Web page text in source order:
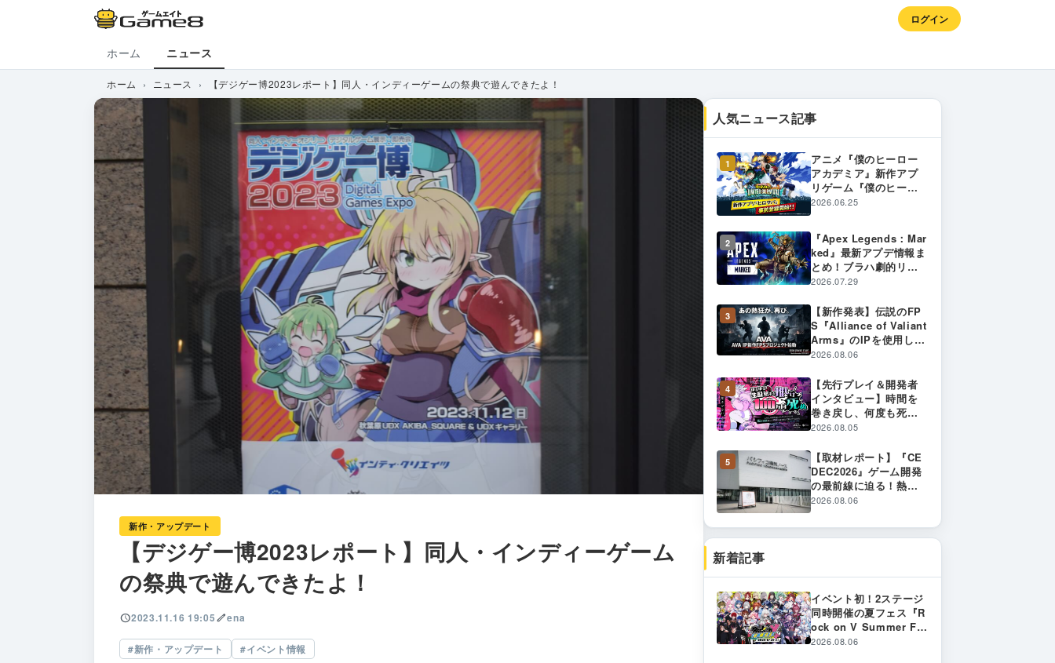
ログイン
ホーム ニュース
ホーム ニュース 【デジゲー博2023レポート】同人・インディーゲームの祭典で遊んできたよ！
新作・アップデート
【デジゲー博2023レポート】同人・インディーゲーム
の祭典で遊んできたよ！
schedule2023.11.16 19:05editena
新作・アップデート イベント情報
人気ニュース記事
1
アニメ『僕のヒーロー
アカデミア』新作アプ
リゲーム『僕のヒーロ
ーアカデミア UNITED
界同時事前登録受付を
開始！
2026.06.25
2
『Apex Legends：Mar
ked』最新アプデ情報ま
とめ！ブラハ劇的リワ
ーク・仕分け工場復
まで徹底解説！
2026.07.29
3
【新作発表】伝説のFP
S『Alliance of Valiant
Arms』のIPを使用した
新作プロジェクトが始
ス開始に向けて制作発
表 〜 あの熱狂が、再
び。FPSの「原体験」
への回帰を目指す新プ
〜
2026.08.06
4
【先行プレイ＆開発者
インタビュー】時間を
巻き戻し、何度も死ん
でしまうヒロインを救
する推しは100万回死
ぬ」
2026.08.05
5
【取材レポート】『CE
DEC2026』ゲーム開発
の最前線に迫る！熱気
に包まれた会場の様子
ト
2026.08.06
新着記事
イベント初！2ステージ
同時開催の夏フェス『R
ock on V Summer Fe
s』8月29日（土）開催
2026.08.06